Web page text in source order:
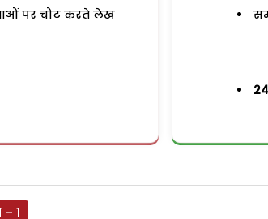
पर चोट करते लेख
24
- 1